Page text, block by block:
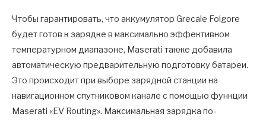
Чтобы гарантировать, что аккумулятор Grecale Folgore
будет готов к зарядке в максимально эффективном
температурном диапазоне, Maserati также добавила
автоматическую предварительную подготовку батареи.
Это происходит при выборе зарядной станции на
навигационном спутниковом канале с помощью функции
Maserati «EV Routing». Максимальная зарядка по-